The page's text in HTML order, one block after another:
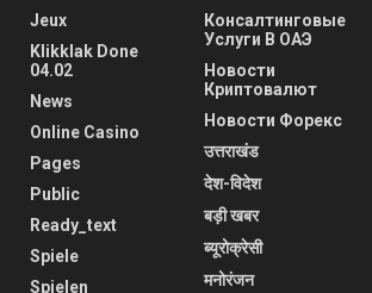
Jeux
Klikklak Done
04.02
News
Online Casino
Pages
Public
Ready_text
Spiele
Spielen
Консалтинговые
Услуги В ОАЭ
Новости
Криптовалют
Новости Форекс
उत्तराखंड
देश-विदेश
बड़ी खबर
ब्यूरोक्रेसी
मनोरंजन